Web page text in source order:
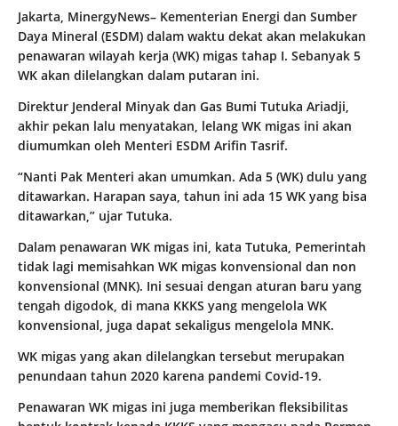
Jakarta, MinergyNews– Kementerian Energi dan Sumber
Daya Mineral (ESDM) dalam waktu dekat akan melakukan
penawaran wilayah kerja (WK) migas tahap I. Sebanyak 5
WK akan dilelangkan dalam putaran ini.
Direktur Jenderal Minyak dan Gas Bumi Tutuka Ariadji,
akhir pekan lalu menyatakan, lelang WK migas ini akan
diumumkan oleh Menteri ESDM Arifin Tasrif.
“Nanti Pak Menteri akan umumkan. Ada 5 (WK) dulu yang
ditawarkan. Harapan saya, tahun ini ada 15 WK yang bisa
ditawarkan,” ujar Tutuka.
Dalam penawaran WK migas ini, kata Tutuka, Pemerintah
tidak lagi memisahkan WK migas konvensional dan non
konvensional (MNK). Ini sesuai dengan aturan baru yang
tengah digodok, di mana KKKS yang mengelola WK
konvensional, juga dapat sekaligus mengelola MNK.
WK migas yang akan dilelangkan tersebut merupakan
penundaan tahun 2020 karena pandemi Covid-19.
Penawaran WK migas ini juga memberikan fleksibilitas